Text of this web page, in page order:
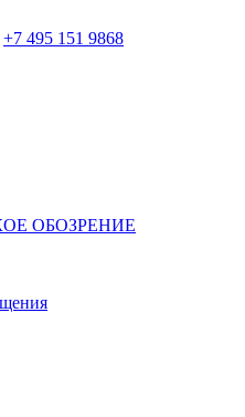
+7 495 151 9868
ОБОЗРЕНИЕ